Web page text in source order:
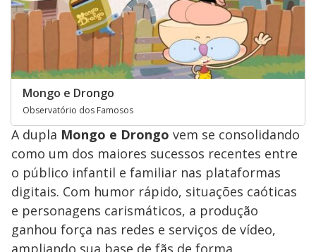
Mongo e Drongo
Observatório dos Famosos
A dupla Mongo e Drongo vem se consolidando
como um dos maiores sucessos recentes entre
o público infantil e familiar nas plataformas
digitais. Com humor rápido, situações caóticas
e personagens carismáticos, a produção
ganhou força nas redes e serviços de vídeo,